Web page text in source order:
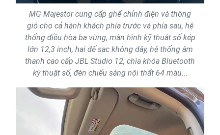
MG Majestor cung cấp ghế chỉnh điện và thông
gió cho cả hành khách phía trước và phía sau, hệ
thống điều hòa ba vùng, màn hình kỹ thuật số kép
lớn 12,3 inch, hai đế sạc không dây, hệ thống âm
thanh cao cấp JBL Studio 12, chìa khóa Bluetooth
kỹ thuật số, đèn chiếu sáng nội thất 64 màu...